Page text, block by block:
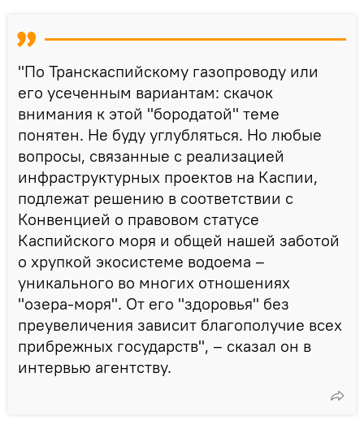
"По Транскаспийскому газопроводу или
его усеченным вариантам: скачок
внимания к этой "бородатой" теме
понятен. Не буду углубляться. Но любые
вопросы, связанные с реализацией
инфраструктурных проектов на Каспии,
подлежат решению в соответствии с
Конвенцией о правовом статусе
Каспийского моря и общей нашей заботой
о хрупкой экосистеме водоема –
уникального во многих отношениях
"озера-моря". От его "здоровья" без
преувеличения зависит благополучие всех
прибрежных государств", – сказал он в
интервью агентству.